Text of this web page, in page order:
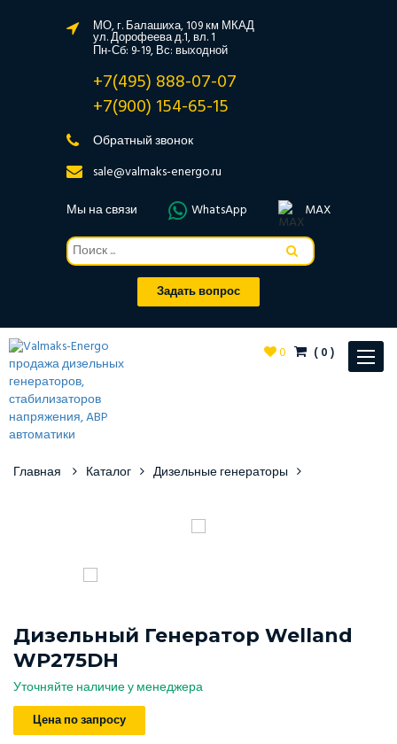
МО, г. Балашиха, 109 км МКАД
ул. Дорофеева д.1, вл. 1
Пн-Сб: 9-19, Вс: выходной
+7(495) 888-07-07
+7(900) 154-65-15
Обратный звонок
sale@valmaks-energo.ru
Мы на связи
WhatsApp MAX
Задать вопрос
Toggle
0 (0)
Главная Каталог Дизельные генераторы
Дизельный Генератор Welland
WP275DH
Уточняйте наличие у менеджера
Цена по запросу